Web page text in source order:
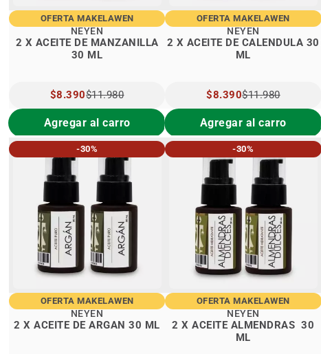
OFERTA MAKELAWEN
2 X ACEITE DE MANZANILLA
30 ML
NEYEN
PRECIO
ESPECIAL
$8.390$11.980
Agregar al carro
OFERTA MAKELAWEN
2 X ACEITE DE CALENDULA 30
ML
NEYEN
PRECIO
ESPECIAL
$8.390$11.980
Agregar al carro
-30%
OFERTA MAKELAWEN
2 X ACEITE DE ARGAN 30 ML
NEYEN
-30%
OFERTA MAKELAWEN
2 X ACEITE ALMENDRAS 30
ML
NEYEN